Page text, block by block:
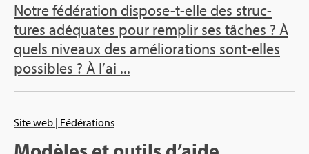
Notre fédé­ra­tion dis­pose-t-elle des struc­
tures adé­quates pour rem­plir ses tâches ? À
quels niveaux des amé­lio­ra­tions sont-elles
pos­sibles ? À l’ai ...
Site web | Fédé­ra­tions